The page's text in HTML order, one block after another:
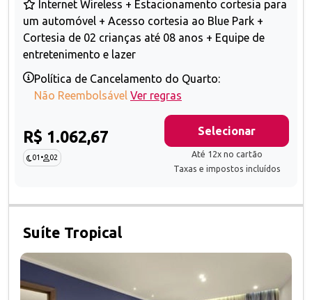
Internet Wireless + Estacionamento cortesia para
um automóvel + Acesso cortesia ao Blue Park +
Cortesia de 02 crianças até 08 anos + Equipe de
entretenimento e lazer
Política de Cancelamento do Quarto:
Não Reembolsável Ver regras
R$ 1.062,67
01 • 02
Selecionar
Até 12x no cartão
Taxas e impostos incluídos
Suíte Tropical